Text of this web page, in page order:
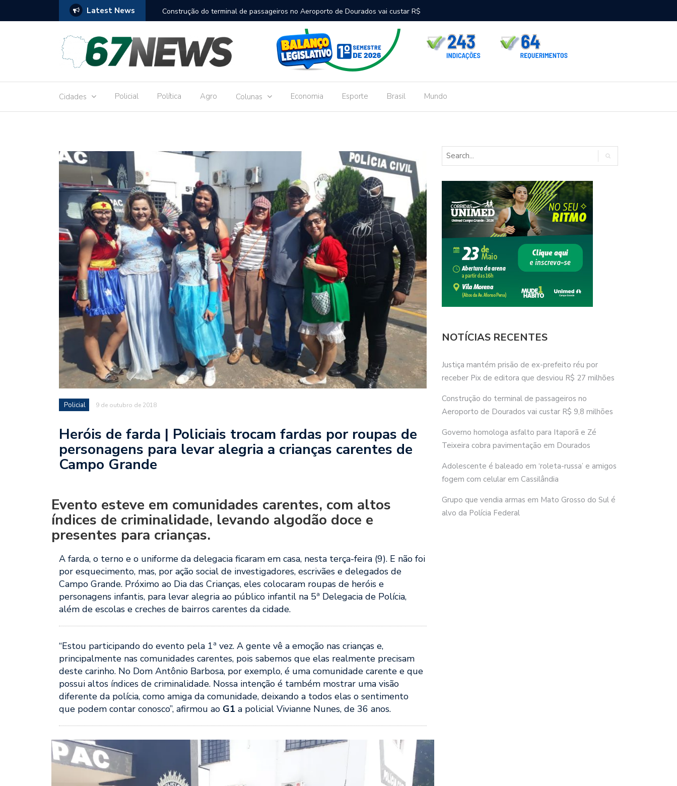
Latest News
réu por receber Pix de editora que desviou
Construção do terminal de passageiros no Aeroporto de Dourados vai custar R$
9,8 milhões
Dourados
Cidades Policial Política Agro Colunas Economia Esporte Brasil Mundo
Policial 9 de outubro de 2018
Heróis de farda | Policiais trocam fardas por roupas de
personagens para levar alegria a crianças carentes de
Campo Grande
Evento esteve em comunidades carentes, com altos
índices de criminalidade, levando algodão doce e
presentes para crianças.
A farda, o terno e o uniforme da delegacia ficaram em casa, nesta terça-feira (9). E não foi
por esquecimento, mas, por ação social de investigadores, escrivães e delegados de
Campo Grande. Próximo ao Dia das Crianças, eles colocaram roupas de heróis e
personagens infantis, para levar alegria ao público infantil na 5ª Delegacia de Polícia,
além de escolas e creches de bairros carentes da cidade.
“Estou participando do evento pela 1ª vez. A gente vê a emoção nas crianças e,
principalmente nas comunidades carentes, pois sabemos que elas realmente precisam
deste carinho. No Dom Antônio Barbosa, por exemplo, é uma comunidade carente e que
possui altos índices de criminalidade. Nossa intenção é também mostrar uma visão
diferente da polícia, como amiga da comunidade, deixando a todos elas o sentimento
que podem contar conosco”, afirmou ao G1 a policial Vivianne Nunes, de 36 anos.
NOTÍCIAS RECENTES
Justiça mantém prisão de ex-prefeito réu por
receber Pix de editora que desviou R$ 27 milhões
Construção do terminal de passageiros no
Aeroporto de Dourados vai custar R$ 9,8 milhões
Governo homologa asfalto para Itaporã e Zé
Teixeira cobra pavimentação em Dourados
Adolescente é baleado em ‘roleta-russa’ e amigos
fogem com celular em Cassilândia
Grupo que vendia armas em Mato Grosso do Sul é
alvo da Polícia Federal